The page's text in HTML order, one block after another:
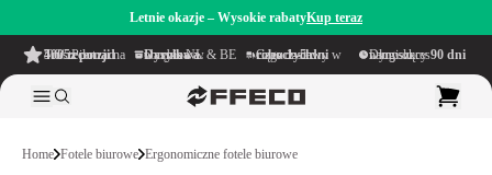
Letnie okazje – Wysokie rabatyKup teraz
4.6/5
z ponad 500 recenzji
na TrustPilot Darmowa wysyłka
w obrębie NL & BE Czas dostawy w ciągu
1–5 dni roboczych Długi okres namysłu wynoszący90 dni
Home Fotele biurowe Ergonomiczne fotele biurowe